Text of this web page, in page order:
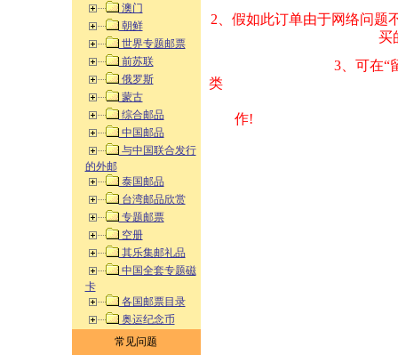
澳门
朝鲜
世界专题邮票
前苏联
俄罗斯
蒙古
综合邮品
中国邮品
与中国联合发行
的外邮
泰国邮品
台湾邮品欣赏
专题邮票
空册
其乐集邮礼品
中国全套专题磁
卡
各国邮票目录
奥运纪念币
常见问题
2、假如此订单由
买的邮品的“
3、可在“
类 方式告之
作!